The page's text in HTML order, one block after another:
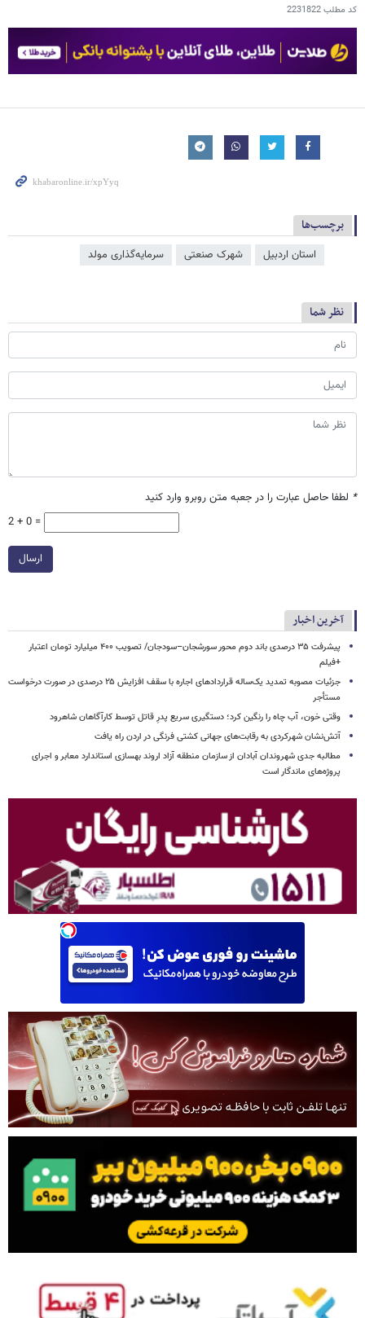
کد مطلب2231822
برچسب‌ها
استان اردبیل شهرک صنعتی سرمایه‌گذاری مولد
نظر شما
* لطفا حاصل عبارت را در جعبه متن روبرو وارد کنید
2 + 0 =
ارسال
آخرین اخبار
پیشرفت ۳۵ درصدی باند دوم محور سورشجان–سودجان/ تصویب ۴۰۰ میلیارد تومان اعتبار
+فیلم
جزئیات مصوبه تمدید یک‌ساله قراردادهای اجاره با سقف افزایش ۲۵ درصدی در صورت درخواست
مستأجر
وقتی خون، آب چاه را رنگین کرد؛ دستگیری سریع پدرِ قاتل توسط کارآگاهان شاهرود
آتش‌نشان شهرکردی به رقابت‌های جهانی کشتی فرنگی در اردن راه یافت
مطالبه جدی شهروندان آبادان از سازمان منطقه آزاد اروند بهسازی استاندارد معابر و اجرای
پروژه‌های ماندگار است